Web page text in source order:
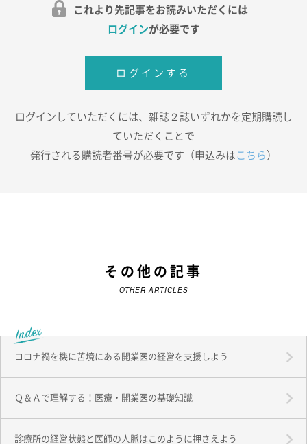
これより先記事をお読みいただくには
ログインが必要です
ログインする
ログインしていただくには、雑誌２誌いずれかを定期購読し
ていただくことで
発行される購読者番号が必要です（申込みは こちら ）
その他の記事
OTHER ARTICLES
コロナ禍を機に苦境にある開業医の経営を支援しよう
Ｑ＆Ａで理解する！医療・開業医の基礎知識
診療所の経営状態と医師の人脈はこのように押さえよう